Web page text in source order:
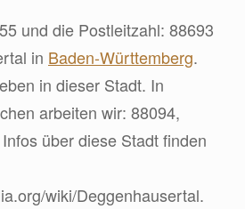
und die Postleitzahl: 88693
in Baden-Württemberg.
in dieser Stadt. In
arbeiten wir: 88094,
über diese Stadt finden
wiki/Deggenhausertal.